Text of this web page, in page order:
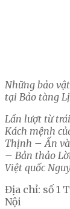
Những bảo
tại Bảo tàng
Lần lượt từ
Kách mệnh
Thịnh – Ấn
– Bản thảo
Việt quốc
Địa chỉ: số 1
Nội